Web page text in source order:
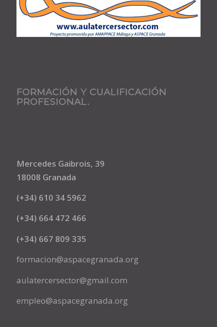
FORMACIÓN Y CUALIFICACIÓN
PROFESIONAL.
Mercedes Gaibrois, 39
18008 Granada
(+34) 610 34 5962
(+34) 664 472 466
(+34) 667 809 335
formacion@aspacegranada.org
aulatercersector@gmail.com
empleo@aspacegranada.org